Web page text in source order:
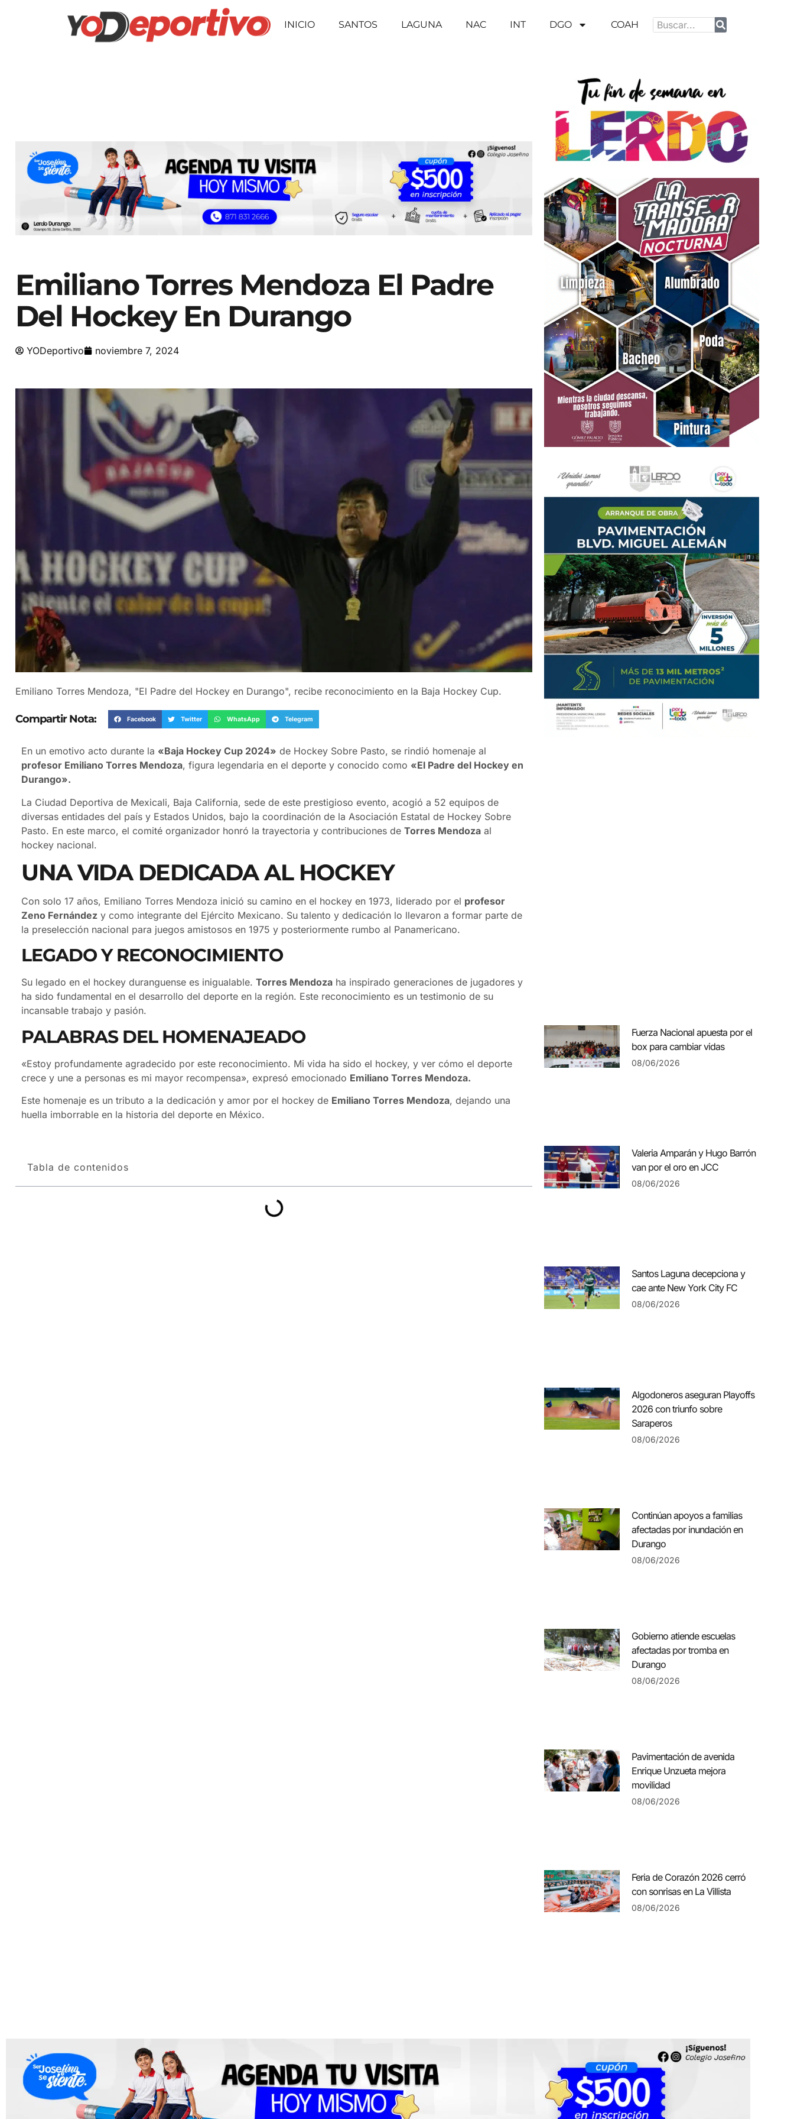
INICIO SANTOS LAGUNA NAC INT DGO COAH
Emiliano Torres Mendoza El Padre
Del Hockey En Durango
YODeportivo noviembre 7, 2024
Emiliano Torres Mendoza, "El Padre del Hockey en Durango", recibe reconocimiento en la Baja Hockey Cup.
Compartir Nota: Facebook Twitter WhatsApp Telegram
En un emotivo acto durante la «Baja Hockey Cup 2024» de Hockey Sobre Pasto, se rindió homenaje al
profesor Emiliano Torres Mendoza, figura legendaria en el deporte y conocido como «El Padre del Hockey en
Durango».
La Ciudad Deportiva de Mexicali, Baja California, sede de este prestigioso evento, acogió a 52 equipos de
diversas entidades del país y Estados Unidos, bajo la coordinación de la Asociación Estatal de Hockey Sobre
Pasto. En este marco, el comité organizador honró la trayectoria y contribuciones de Torres Mendoza al
hockey nacional.
UNA VIDA DEDICADA AL HOCKEY
Con solo 17 años, Emiliano Torres Mendoza inició su camino en el hockey en 1973, liderado por el profesor
Zeno Fernández y como integrante del Ejército Mexicano. Su talento y dedicación lo llevaron a formar parte de
la preselección nacional para juegos amistosos en 1975 y posteriormente rumbo al Panamericano.
LEGADO Y RECONOCIMIENTO
Su legado en el hockey duranguense es inigualable. Torres Mendoza ha inspirado generaciones de jugadores y
ha sido fundamental en el desarrollo del deporte en la región. Este reconocimiento es un testimonio de su
incansable trabajo y pasión.
PALABRAS DEL HOMENAJEADO
«Estoy profundamente agradecido por este reconocimiento. Mi vida ha sido el hockey, y ver cómo el deporte
crece y une a personas es mi mayor recompensa», expresó emocionado Emiliano Torres Mendoza.
Este homenaje es un tributo a la dedicación y amor por el hockey de Emiliano Torres Mendoza, dejando una
huella imborrable en la historia del deporte en México.
Tabla de contenidos
Fuerza Nacional apuesta por el
box para cambiar vidas
08/06/2026
Valeria Amparán y Hugo Barrón
van por el oro en JCC
08/06/2026
Santos Laguna decepciona y
cae ante New York City FC
08/06/2026
Algodoneros aseguran Playoffs
2026 con triunfo sobre
Saraperos
08/06/2026
Continúan apoyos a familias
afectadas por inundación en
Durango
08/06/2026
Gobierno atiende escuelas
afectadas por tromba en
Durango
08/06/2026
Pavimentación de avenida
Enrique Unzueta mejora
movilidad
08/06/2026
Feria de Corazón 2026 cerró
con sonrisas en La Villista
08/06/2026